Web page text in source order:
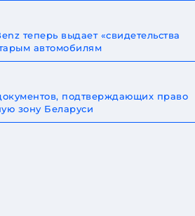
теперь выдает «свидетельства
автомобилям
подтверждающих право
зону Беларуси